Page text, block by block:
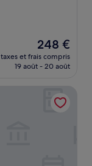
Le
nouveau
prix
de
248 €
248 €
taxes et frais compris
19 août - 20 août